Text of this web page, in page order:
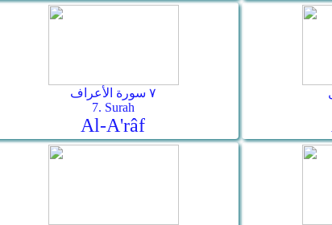
٧ سورة الأعراف
7. Surah
Al-A'râf